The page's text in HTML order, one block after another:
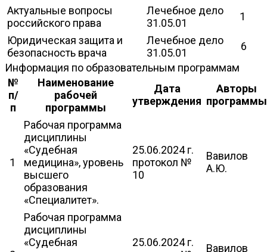
Актуальные вопросы
российского права
Лечебное дело
31.05.01
1
Юридическая защита и
безопасность врача
Лечебное дело
31.05.01
6
Информация по образовательным программам
№
п/
п
Наименование
рабочей
программы
Дата
утверждения
Авторы
программы
1
Рабочая программа
дисциплины
«Судебная
медицина», уровень
высшего
образования
«Специалитет».
25.06.2024 г.
протокол №
10
Вавилов
А.Ю.
Рабочая программа
дисциплины
«Судебная
25.06.2024 г.
Вавилов